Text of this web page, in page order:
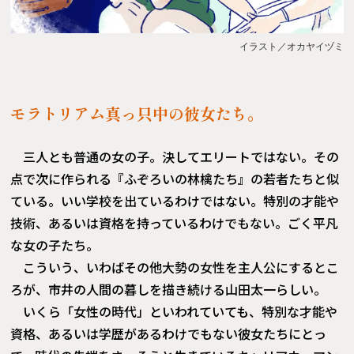
イラスト／オカヤイヅミ
モラトリアム真っ只中の彼女たち。
三人とも普通の女の子。決してエリートではない。その
点で次に作られる『ふぞろいの林檎たち』の若者たちと似
ている。いい学校を出ているわけではない。特別の才能や
技術、あるいは資格を持っているわけでもない。ごく平凡
な女の子たち。
こういう、いわばその他大勢の女性を主人公にするとこ
ろが、市井の人間の暮しを描き続ける山田太一らしい。
いくら「女性の時代」といわれていても、特別な才能や
資格、あるいは学歴があるわけでもない彼女たちにとっ